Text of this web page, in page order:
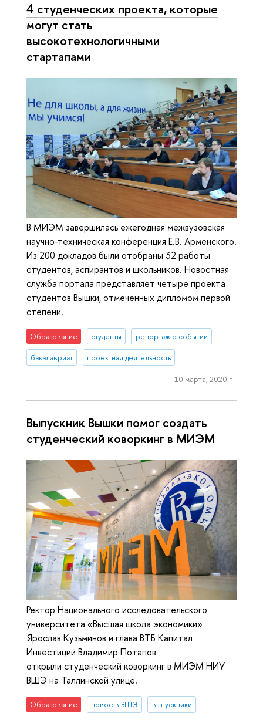
4 студенческих проекта, которые
могут стать
высокотехнологичными
стартапами
В МИЭМ завершилась ежегодная межвузовская
научно-техническая конференция Е.В. Арменского.
Из 200 докладов были отобраны 32 работы
студентов, аспирантов и школьников. Новостная
служба портала представляет четыре проекта
студентов Вышки, отмеченных дипломом первой
степени.
Образование студенты репортаж о событии
бакалавриат проектная деятельность
10 марта, 2020 г.
Выпускник Вышки помог создать
студенческий коворкинг в МИЭМ
Ректор Национального исследовательского
университета «Высшая школа экономики»
Ярослав Кузьминов и глава ВТБ Капитал
Инвестиции Владимир Потапов
открыли студенческий коворкинг в МИЭМ НИУ
ВШЭ на Таллинской улице.
Образование новое в ВШЭ выпускники